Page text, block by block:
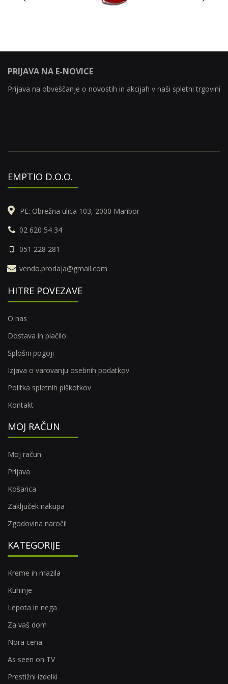
PRIJAVA NA E-NOVICE
Prijava na obveščanje o novostih in akcijah v naši spletni trgovini
EMPTIO D.O.O.
PE: Obrežna ulica 103, 2000 Maribor
02 620 54 34
051 228 281
vendo.prodaja@gmail.com
HITRE POVEZAVE
O nas
Dostava in plačilo
Splošni pogoji
Izjava o varovanju osebnih podatkov
Politka spletnih piškotkov
Kontakt
MOJ RAČUN
Moj račun
Prijava
Košarica
Zaključek nakupa
Zgodovina naročil
KATEGORIJE
Kreme in mazila
Kuhinje
Lepota in nega
Za vaš dom
Nora cena
As seen on TV
Prestižni izdelki